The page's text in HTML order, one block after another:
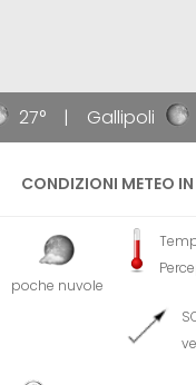
27° Gallipoli
CONDIZIONI METEO
poche nuvole